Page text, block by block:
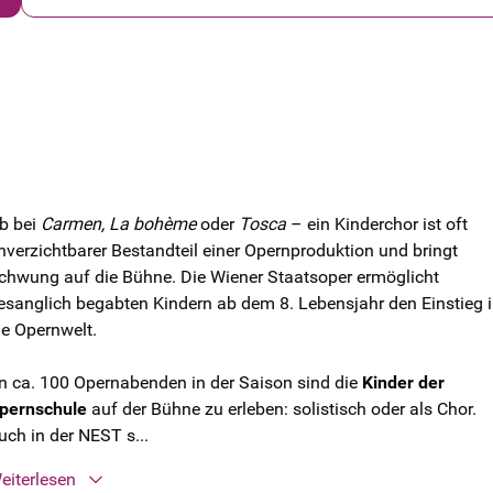
bei Carmen, La bohèmeoder Tosca – ein Kinderchor ist oft
Bestandteil einer Opernproduktion und bringt
auf die Bühne. Die Wiener Staatsoper ermöglicht
begabten Kindern ab dem 8. Lebensjahr den Einstieg
Opernwelt.
ca. 100 Opernabenden in der Saison sind die Kinder der
auf der Bühne zu erleben: solistisch oder als Chor.
in der NEST s...